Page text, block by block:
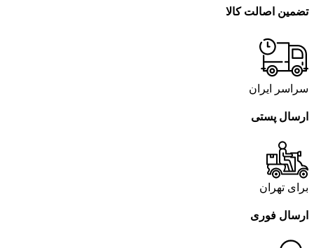
تضمین اصالت کالا
سراسر ایران
ارسال پستی
برای تهران
ارسال فوری